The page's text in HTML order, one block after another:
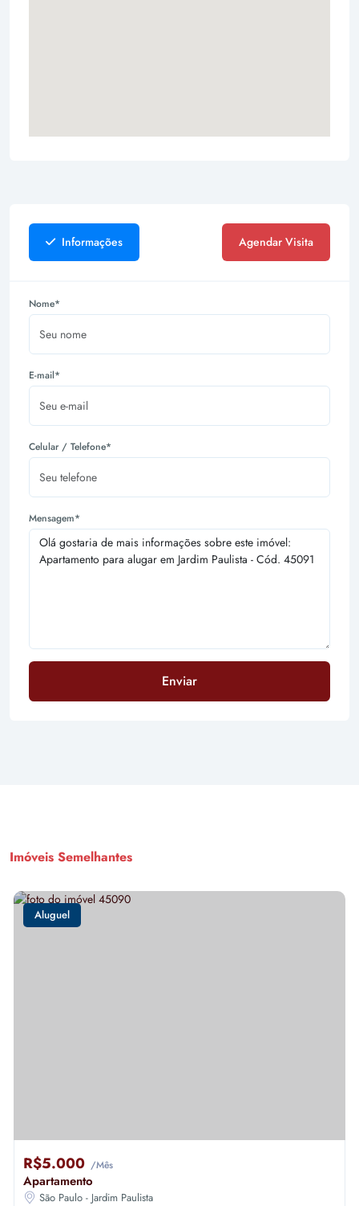
Informações Agendar Visita
Nome*
E-mail*
Celular / Telefone*
Mensagem*
Enviar
Imóveis Semelhantes
Aluguel
R$5.000 /Mês
Apartamento
São Paulo - Jardim Paulista